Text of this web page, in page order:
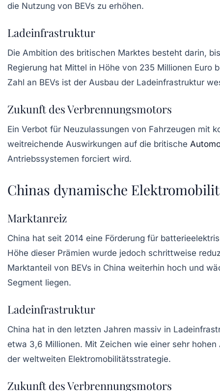
die Nutzung von BEVs zu erhöhen.
Ladeinfrastruktur
Die Ambition des britischen Marktes besteht darin,
Regierung hat Mittel in Höhe von 235 Millionen
Zahl an BEVs ist der Ausbau der Ladeinfrastruktur
Zukunft des Verbrennungsmotors
Ein Verbot für Neuzulassungen von Fahrzeugen mit
weitreichende Auswirkungen auf die britische
Antriebssystemen forciert wird.
Chinas dynamische
Marktanreiz
China hat seit 2014 eine Förderung für
Höhe dieser Prämien wurde jedoch schrittweise
Marktanteil von BEVs in China weiterhin hoch und
Segment liegen.
Ladeinfrastruktur
China hat in den letzten Jahren massiv in
etwa 3,6 Millionen. Mit Zeichen wie einer sehr
der weltweiten Elektromobilitätsstrategie.
Zukunft des Verbrennungsmotors